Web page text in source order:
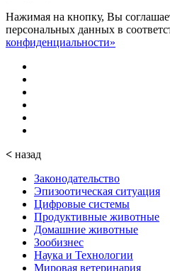
Нажимая на кнопку, Вы
персональных данных в
конфиденциальности»
< назад
Законодательство
Эпизоотическая ситуация
Цифровые системы
Продуктивные животные
Домашние животные
Зообизнес
Наука и Технологии
Мировая ветеринария